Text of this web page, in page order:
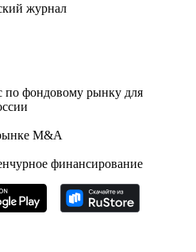
журнал
по фондовому рынку для
M&A
финансирование